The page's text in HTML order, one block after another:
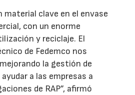
material clave en el envase
con un enorme
y reciclaje. El
de Fedemco nos
la gestión de
a las empresas a
de RAP”, afirmó